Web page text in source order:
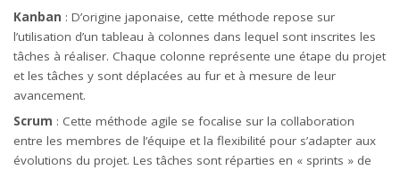
Kanban : D’origine japonaise, cette méthode repose sur
l’utilisation d’un tableau à colonnes dans lequel sont inscrites les
tâches à réaliser. Chaque colonne représente une étape du projet
et les tâches y sont déplacées au fur et à mesure de leur
avancement.
Scrum : Cette méthode agile se focalise sur la collaboration
entre les membres de l’équipe et la flexibilité pour s’adapter aux
évolutions du projet. Les tâches sont réparties en « sprints » de